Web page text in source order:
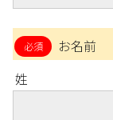
お名前
姓